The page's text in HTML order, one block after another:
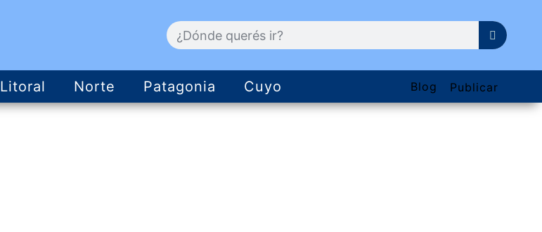
Litoral Norte Patagonia Cuyo Blog Publicar